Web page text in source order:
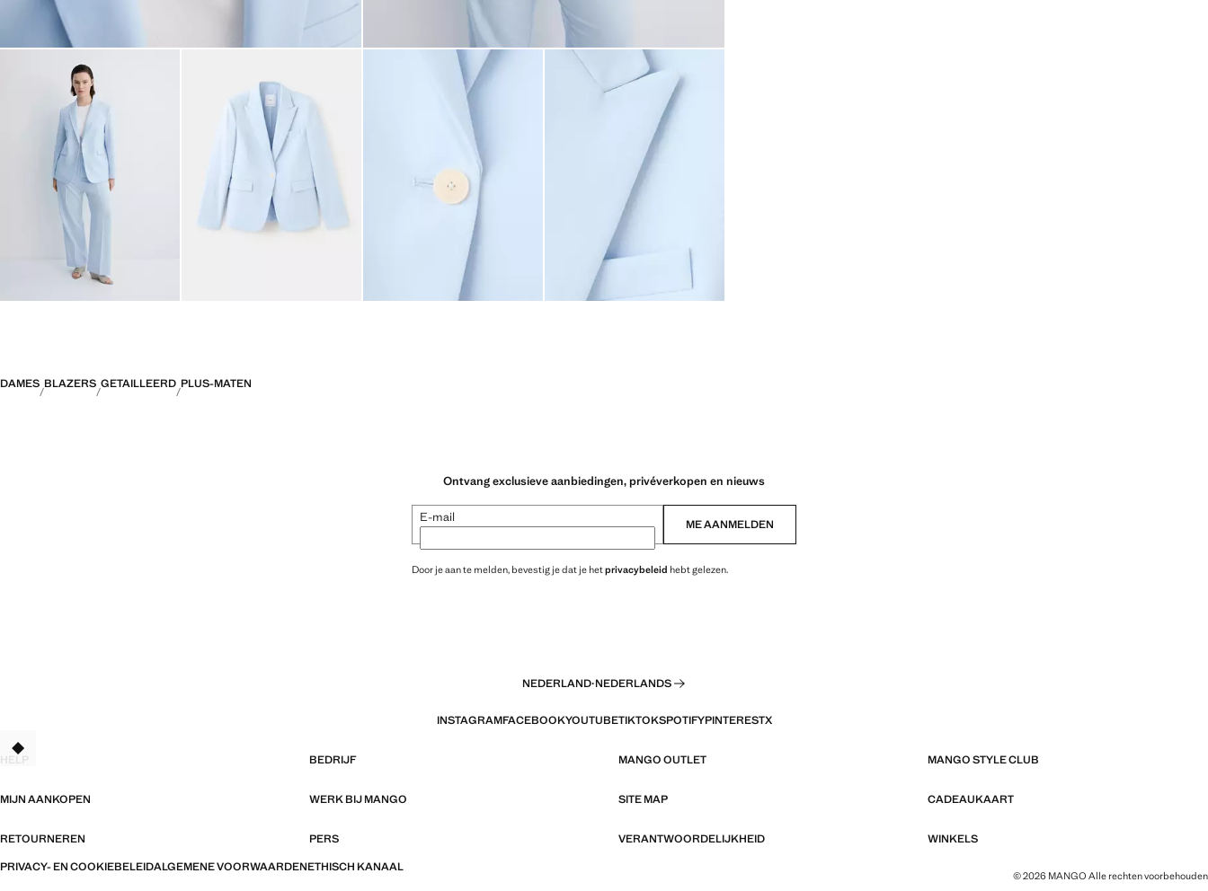
DAMES BLAZERS GETAILLEERD PLUS-MATEN
Ontvang exclusieve aanbiedingen, privéverkopen en nieuws
E-mail ME AANMELDEN
Door je aan te melden, bevestig je dat je hetprivacybeleid hebt gelezen.
NEDERLAND·NEDERLANDS
INSTAGRAMFACEBOOKYOUTUBETIKTOKSPOTIFYPINTERESTX
HELP BEDRIJF MANGO OUTLET MANGO STYLE CLUB
MIJN AANKOPEN WERK BIJ MANGO SITE MAP CADEAUKAART
RETOURNEREN PERS VERANTWOORDELIJKHEID
WINKELS
PRIVACY- EN COOKIEBELEIDALGEMENE VOORWAARDENETHISCH KANAAL
© 2026 MANGO Alle rechten voorbehouden